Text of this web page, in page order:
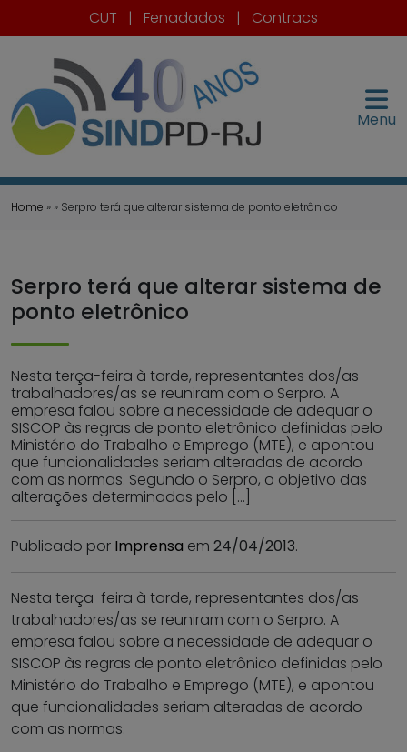
CUT | Fenadados | Contracs
Menu
Home » » Serpro terá que alterar sistema de ponto eletrônico
Serpro terá que alterar sistema de
ponto eletrônico
Nesta terça-feira à tarde, representantes dos/as
trabalhadores/as se reuniram com o Serpro. A
empresa falou sobre a necessidade de adequar o
SISCOP às regras de ponto eletrônico definidas pelo
Ministério do Trabalho e Emprego (MTE), e apontou
que funcionalidades seriam alteradas de acordo
com as normas. Segundo o Serpro, o objetivo das
alterações determinadas pelo […]
Publicado por Imprensa em 24/04/2013.
Nesta terça-feira à tarde, representantes dos/as
trabalhadores/as se reuniram com o Serpro. A
empresa falou sobre a necessidade de adequar o
SISCOP às regras de ponto eletrônico definidas pelo
Ministério do Trabalho e Emprego (MTE), e apontou
que funcionalidades seriam alteradas de acordo
com as normas.